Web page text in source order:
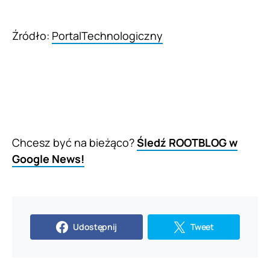
Źródło: PortalTechnologiczny
Chcesz być na bieżąco?Śledź ROOTBLOG w
Google News!
Udostępnij Tweet